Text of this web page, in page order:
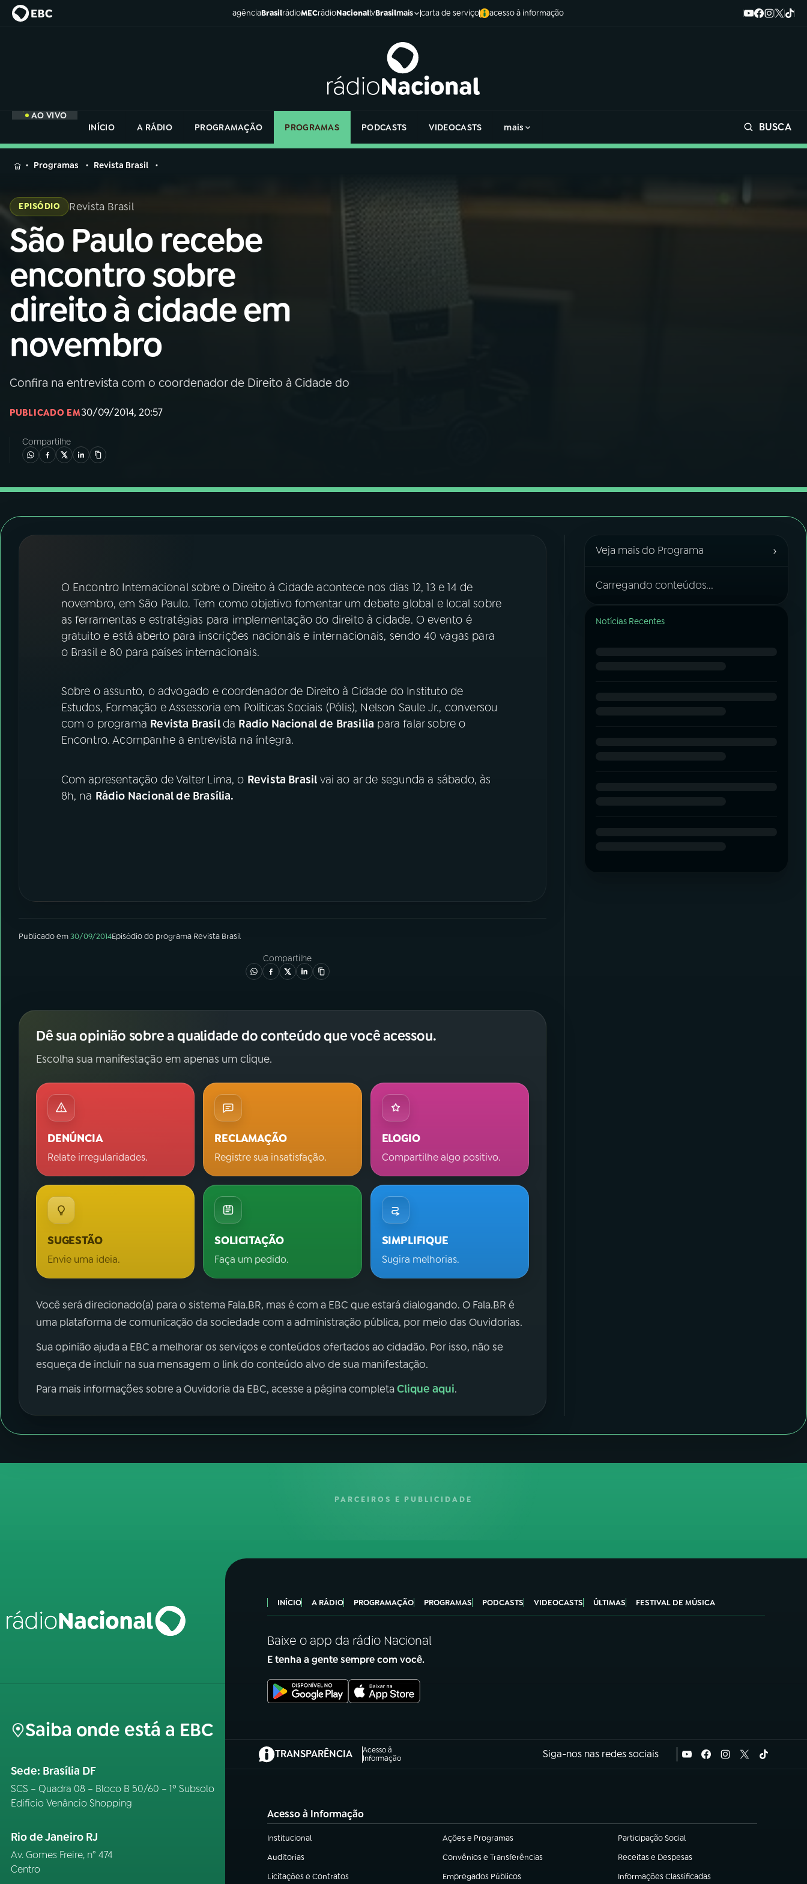
agênciaBrasilrádioMECrádioNacionaltvBrasilmais carta de serviço acesso à informação
AO VIVO
INÍCIO
A RÁDIO PROGRAMAÇÃO PROGRAMAS PODCASTS VIDEOCASTS mais BUSCA
MENU
Buscar
na
Rádio
Nacional
01INÍCIO
02A RÁDIO
03PROGRAMAÇÃO
05PODCASTS
ACOMPANHE A RÁDIO NACIONAL
YouTube Facebook
na
Rádio
Programas Revista Brasil
EPISÓDIO Revista Brasil
São Paulo recebe
encontro sobre
direito à cidade em
novembro
Confira na entrevista com o coordenador de Direito à Cidade do
PUBLICADO EM30/09/2014, 20:57
Compartilhe
O Encontro Internacional sobre o Direito à Cidade acontece nos dias 12, 13 e 14 de
novembro, em São Paulo. Tem como objetivo fomentar um debate global e local sobre
as ferramentas e estratégias para implementação do direito à cidade. O evento é
gratuito e está aberto para inscrições nacionais e internacionais, sendo 40 vagas para
o Brasil e 80 para países internacionais.
Sobre o assunto, o advogado e coordenador de Direito à Cidade do Instituto de
Estudos, Formação e Assessoria em Políticas Sociais (Pólis), Nelson Saule Jr., conversou
com o programa Revista Brasilda Radio Nacional de Brasilia para falar sobre o
Encontro. Acompanhe a entrevista na íntegra.
Com apresentação de Valter Lima, o Revista Brasil vai ao ar de segunda a sábado, às
8h, na Rádio Nacional de Brasília.
Publicado em30/09/2014Episódiodo programa Revista Brasil
Compartilhe
Dê sua opinião sobre a qualidade do conteúdo que você acessou.
Escolha sua manifestação em apenas um clique.
DENÚNCIA
Relate irregularidades.
RECLAMAÇÃO
Registre sua insatisfação.
ELOGIO
Compartilhe algo positivo.
SUGESTÃO
Envie uma ideia.
SOLICITAÇÃO
Faça um pedido.
SIMPLIFIQUE
Sugira melhorias.
Você será direcionado(a) para o sistema Fala.BR, mas é com a EBC que estará dialogando. O Fala.BR é
uma plataforma de comunicação da sociedade com a administração pública, por meio das Ouvidorias.
Sua opinião ajuda a EBC a melhorar os serviços e conteúdos ofertados ao cidadão. Por isso, não se
esqueça de incluir na sua mensagem o link do conteúdo alvo de sua manifestação.
Para mais informações sobre a Ouvidoria da EBC, acesse a página completaClique aqui.
Veja mais do Programa ›
Carregando conteúdos...
Notícias Recentes
PARCEIROS E PUBLICIDADE
Saiba onde está a EBC
Sede: Brasília DF
SCS – Quadra 08 – Bloco B 50/60 – 1º Subsolo
Edifício Venâncio Shopping
Rio de Janeiro RJ
Av. Gomes Freire, n° 474
Centro
INÍCIO A RÁDIO PROGRAMAÇÃO PROGRAMAS PODCASTS VIDEOCASTS ÚLTIMAS FESTIVAL DE MÚSICA
Baixe o app da rádio Nacional
E tenha a gente sempre com você.
TRANSPARÊNCIA
Acesso à
Informação
(abre em nova aba) Siga-nos nas redes sociais
Acesso à Informação
Institucional
(abre em nova aba) Ações e Programas
(abre em nova aba) Participação Social
(abre em nova aba)
Auditorias
(abre em nova aba) Convênios e Transferências
(abre em nova aba) Receitas e Despesas
(abre em nova aba)
Licitações e Contratos
(abre em nova aba) Empregados Públicos
(abre em nova aba) Informações Classificadas
(abre em nova aba)